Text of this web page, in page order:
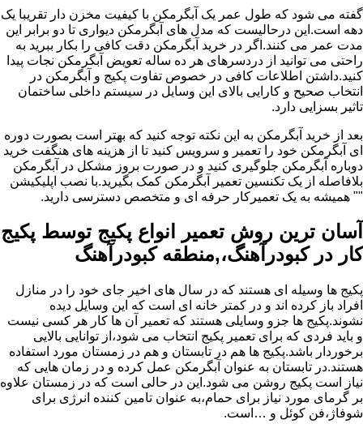
گفته می شود که طول عمر یک آبگرمکن با کیفیت مخزن دار تقریبا یک
دهه است.این درحالیست که مدل های آبگرمکن دیواری تا دو برابر این
مدت عمر می کنند.اگر در خرید آبگرمکن دقت کافی را بکار ببرید به
راحتی می توانید از دردسرهای هر ده ساله تعویض آبگرمکن نجات پیدا
کنید.داشتن اطلاعات کافی در خصوص تفاوت پکیج و آبگرمکن در
انتخاب صحیح و کارایی بالای این وسایل در سیستم داخلی ساختمان
تاثیر بسزایی دارد.
بعد از خرید آبگرمکن به این نکته توجه کنید که بهتر است بصورت دوره
ای آبگرمکن خود را تعمیر و سرویس کنید تا از هزینه های هنگفت خرید
دوباره آبگرمکن جلوگیری کنید و در صورت بروز مشکل در آبگرمکن
بلافاصله از یک تکنسین تعمیر آبگرمکن کمک بگیرید.با نصب اپلیکیشن
"" همیشه به یک تعمیرکار حرفه ای و متخصص دسترسی دارید.
آسان ترین روش تعمیر انواع پکیج توسط پکیج
کار در کبودرآهنگ،,منطقه کبودرآهنگ
پکیج ها وسیله ای هستند که در سال های اخیر جای خود را در منازل
افراد باز کرده اند و در کمتر خانه ای است که این وسایل دیده
نشوند.پکیج ها جزو وسایلی هستند که تعمیر آن ها کار هر کسی نیست
و باید فردی که برای تعمیر پکیج انتخاب می شود،از توانایی بالایی
برخوردار باشد.پکیج ها هم در تابستان و هم در زمستان مورد استفاده
هستند.در تابستان به عنوان آبگرمکن عمل کرده و در زمان هایی که
نیاز است پکیج روشن می شود.این در حالی است که در زمستان علاوه
بر گرمای مورد نیاز برای حمام،به عنوان تامین کننده انرژی برای
شوفاژ،فن کوئل و …است.